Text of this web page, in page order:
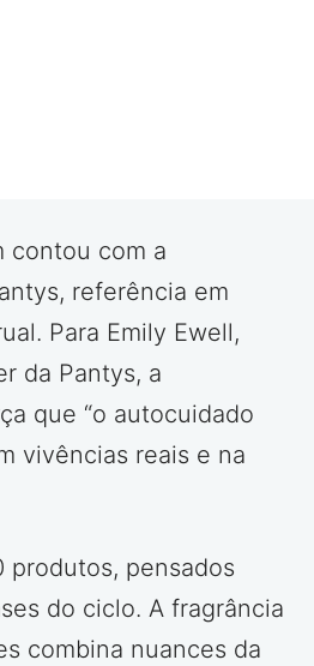
contou com a
referência em
Para Emily Ewell,
da Pantys, a
que “o autocuidado
vivências reais e na
produtos, pensados
do ciclo. A fragrância
combina nuances da